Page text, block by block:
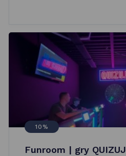
10%
Funroom | gry QUIZUJ